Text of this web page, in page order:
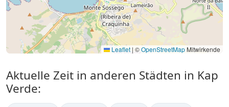
Leaflet | ©OpenStreetMapMitwirkende
Aktuelle Zeit in anderen Städten in Kap
Verde: